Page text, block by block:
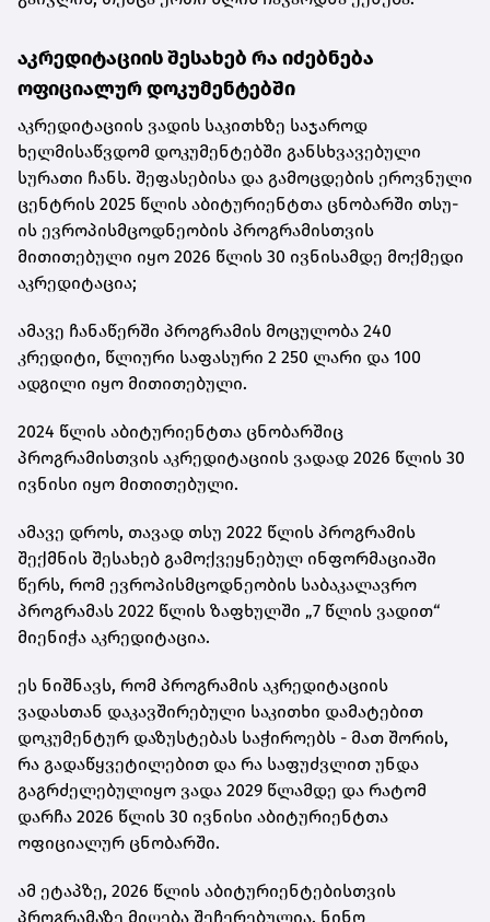
აკრედიტაციის შესახებ რა იძებნება
ოფიციალურ დოკუმენტებში
აკრედიტაციის ვადის საკითხზე საჯაროდ
ხელმისაწვდომ დოკუმენტებში განსხვავებული
სურათი ჩანს. შეფასებისა და გამოცდების ეროვნული
ცენტრის 2025 წლის აბიტურიენტთა ცნობარში თსუ-
ის ევროპისმცოდნეობის პროგრამისთვის
მითითებული იყო 2026 წლის 30 ივნისამდე მოქმედი
აკრედიტაცია;
ამავე ჩანაწერში პროგრამის მოცულობა 240
კრედიტი, წლიური საფასური 2 250 ლარი და 100
ადგილი იყო მითითებული.
2024 წლის აბიტურიენტთა ცნობარშიც
პროგრამისთვის აკრედიტაციის ვადად 2026 წლის 30
ივნისი იყო მითითებული.
ამავე დროს, თავად თსუ 2022 წლის პროგრამის
შექმნის შესახებ გამოქვეყნებულ ინფორმაციაში
წერს, რომ ევროპისმცოდნეობის საბაკალავრო
პროგრამას 2022 წლის ზაფხულში „7 წლის ვადით“
მიენიჭა აკრედიტაცია.
ეს ნიშნავს, რომ პროგრამის აკრედიტაციის
ვადასთან დაკავშირებული საკითხი დამატებით
დოკუმენტურ დაზუსტებას საჭიროებს - მათ შორის,
რა გადაწყვეტილებით და რა საფუძვლით უნდა
გაგრძელებულიყო ვადა 2029 წლამდე და რატომ
დარჩა 2026 წლის 30 ივნისი აბიტურიენტთა
ოფიციალურ ცნობარში.
ამ ეტაპზე, 2026 წლის აბიტურიენტებისთვის
პროგრამაზე მიღება შეჩერებულია. ნინო